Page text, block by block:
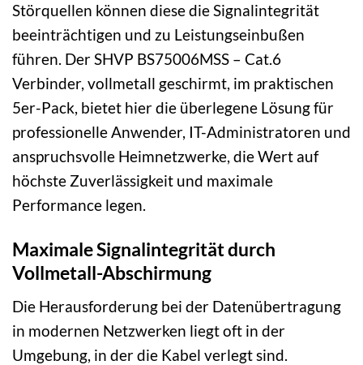
Störquellen können diese die Signalintegrität
beeinträchtigen und zu Leistungseinbußen
führen. Der SHVP BS75006MSS – Cat.6
Verbinder, vollmetall geschirmt, im praktischen
5er-Pack, bietet hier die überlegene Lösung für
professionelle Anwender, IT-Administratoren und
anspruchsvolle Heimnetzwerke, die Wert auf
höchste Zuverlässigkeit und maximale
Performance legen.
Maximale Signalintegrität durch
Vollmetall-Abschirmung
Die Herausforderung bei der Datenübertragung
in modernen Netzwerken liegt oft in der
Umgebung, in der die Kabel verlegt sind.